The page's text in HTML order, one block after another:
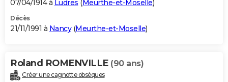
07/04/1914 à Ludres (Meurthe-et-Moselle)
Décès
21/11/1991 à Nancy(Meurthe-et-Moselle)
Roland ROMENVILLE (90 ans)
Créer une cagnotte obsèques